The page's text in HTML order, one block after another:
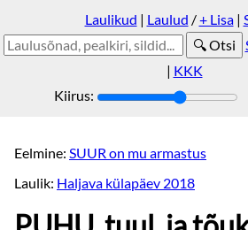
Laulikud | Laulud /+ Lisa|
| KKK
Kiirus:
Eelmine: SUUR on mu armastus
Laulik: Haljava külapäev 2018